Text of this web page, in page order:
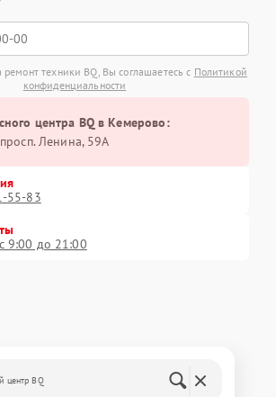
ремонт техники BQ, Вы соглашаетесь с Политикой
конфиденциальности
центра BQ в Кемерово:
Ленина, 59А
55-83
9:00 до 21:00
центр BQ